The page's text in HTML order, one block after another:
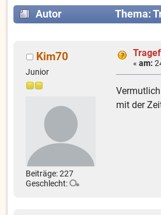
Autor Thema:
Kim70
Junior
Beiträge: 227
Geschlecht:
«am:
mit der